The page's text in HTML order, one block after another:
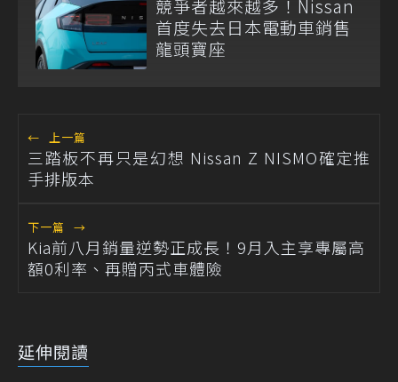
競爭者越來越多！Nissan
首度失去日本電動車銷售
龍頭寶座
← 上一篇
三踏板不再只是幻想 Nissan Z NISMO確定推
手排版本
下一篇 →
Kia前八月銷量逆勢正成長！9月入主享專屬高
額0利率、再贈丙式車體險
延伸閱讀